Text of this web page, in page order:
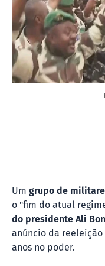
Um grupo de
o "fim do atual
do presidente Ali
anúncio da
anos no poder.